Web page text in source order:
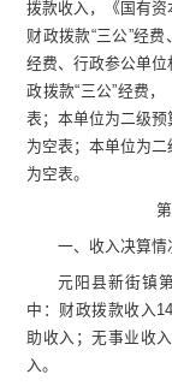
拨款收入，《国有
财政拨款“三公”经费
经费、行政参公单
政拨款“三公”经费，
表；本单位为二级
为空表；本单位为
为空表。
一、收入决算情
元阳县新街镇
中：财政拨款收入
助收入； 无事业收入
入。